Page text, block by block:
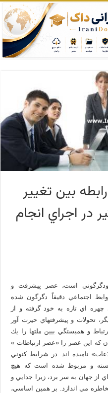
بین تغيير
در اجراي انجام
است، عصر پيشرفت و
اجتماعي دقيقاً دگرگون شده
اي تازه به خود گرفته و از
تحولات و پيشرفتهاي حيرت آور
و همبستگي بيين ملتها را يك
كه اين عصر را «عصر ارتباطات »
ناميده اند. در شرايط كنوني
و مربوط شده است كه هيچ
از جهان به سر برد، زيرا جدايي و
مي اندازد. بر همين اساسي،